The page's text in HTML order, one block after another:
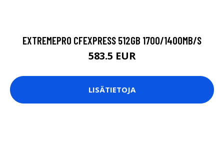
EXTREMEPRO CFEXPRESS 512GB 1700/1400MB/S
583.5 EUR
LISÄTIETOJA